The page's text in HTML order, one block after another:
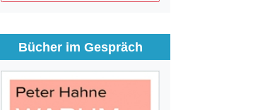
Bücher im Gespräch